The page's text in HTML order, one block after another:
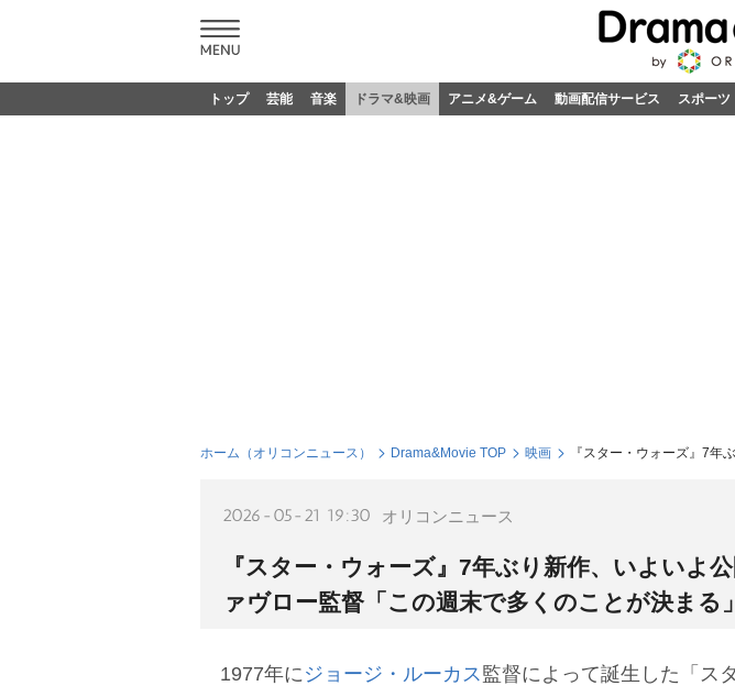
トップ 芸能 音楽 ドラマ&映画 アニメ&ゲーム 動画配信サービス スポーツ
ホーム（オリコンニュース） Drama&Movie TOP 映画 『スター・ウォーズ』7年
2026-05-21 19:30 オリコンニュース
『スター・ウォーズ』7年ぶり新作、いよいよ
ァヴロー監督「この週末で多くのことが決まる」
1977年にジョージ・ルーカス監督によって誕生した「ス